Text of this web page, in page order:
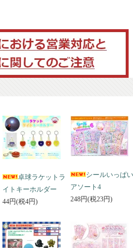
卓球ラケットラ
イトキーホルダー
44円(税4円)
シールいっぱい
アソート4
248円(税23円)